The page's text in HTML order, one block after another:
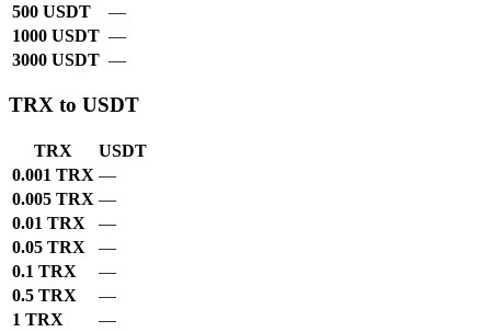
500 USDT
—
1000 USDT —
3000 USDT —
TRX to USDT
TRX
USDT
0.001 TRX —
0.005 TRX —
0.01 TRX
—
0.05 TRX
—
0.1 TRX
—
0.5 TRX
—
1 TRX
—